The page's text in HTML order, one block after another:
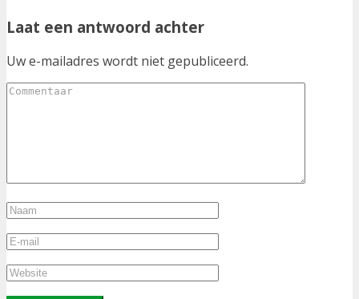
Laat een antwoord achter
Uw e-mailadres wordt niet gepubliceerd.